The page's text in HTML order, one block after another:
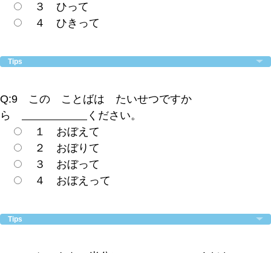
３ ひって
４ ひきって
Tips
Q:9 この ことばは たいせつですか
ら
ください。
１ おぼえて
２ おぼりて
３ おぼって
４ おぼえって
Tips